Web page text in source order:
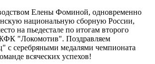
Елены Фоминой, одновременно
национальную сборную России,
на пьедестале по итогам второго
"Локомотив". Поздравляем
с серебряными медалями чемпионата
всяческих успехов!